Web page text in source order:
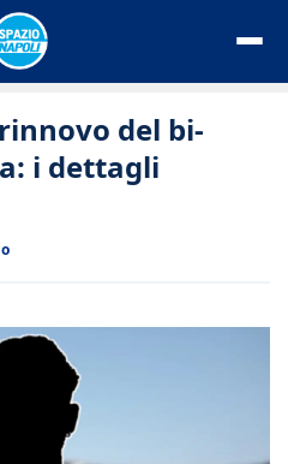
del bi-
i dettagli